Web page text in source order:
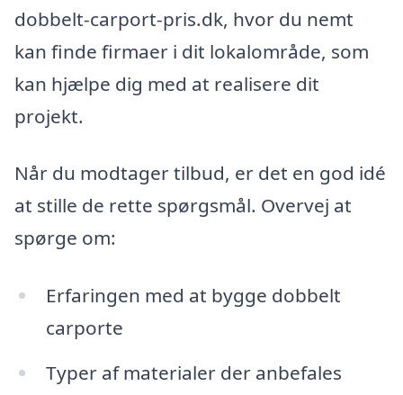
dobbelt-carport-pris.dk, hvor du nemt
kan finde firmaer i dit lokalområde, som
kan hjælpe dig med at realisere dit
projekt.
Når du modtager tilbud, er det en god idé
at stille de rette spørgsmål. Overvej at
spørge om:
Erfaringen med at bygge dobbelt
carporte
Typer af materialer der anbefales